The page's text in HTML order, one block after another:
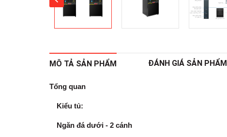
MÔ TẢ SẢN PHẨM ĐÁNH GIÁ SẢN PHẨM
Tổng quan
Kiểu tủ:
Ngăn đá dưới - 2 cánh